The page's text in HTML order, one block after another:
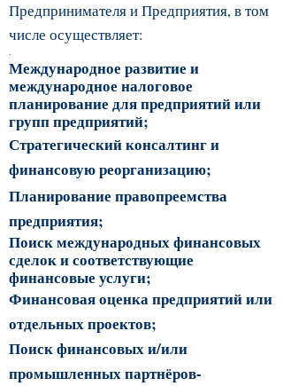
Предпринимателя и Предприятия, в том
числе осуществляет:
.
Международное развитие и
международное налоговое
планирование для предприятий или
групп предприятий;
Стратегический консалтинг и
финансовую реорганизацию;
Планирование правопреемства
предприятия;
Поиск международных финансовых
сделок и соответствующие
финансовые услуги;
Финансовая оценка предприятий или
отдельных проектов;
Поиск финансовых и/или
промышленных партнёров-